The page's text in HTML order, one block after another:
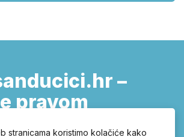
–
pravom
stranicama koristimo kolačiće kako